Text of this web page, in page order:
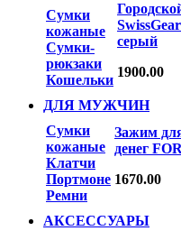
Сумки
кожаные
Сумки-
рюкзаки
Кошельки
серый
1900.00
ДЛЯ МУЖЧИН
Сумки
кожаные
Клатчи
Портмоне
Ремни
Зажим
денег
1670.00
АКСЕССУАРЫ